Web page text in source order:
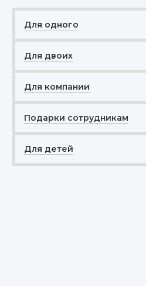
Для одного
Для двоих
Для компании
Подарки сотрудникам
Для детей